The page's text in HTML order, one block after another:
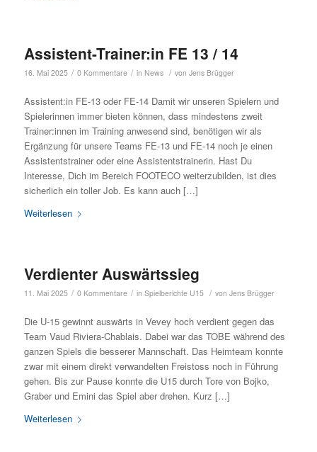
Assistent-Trainer:in FE 13 / 14
16. Mai 2025 / 0 Kommentare / in News / von Jens Brügger
Assistent:in FE-13 oder FE-14 Damit wir unseren Spielern und
Spielerinnen immer bieten können, dass mindestens zweit
Trainer:innen im Training anwesend sind, benötigen wir als
Ergänzung für unsere Teams FE-13 und FE-14 noch je einen
Assistentstrainer oder eine Assistentstrainerin. Hast Du
Interesse, Dich im Bereich FOOTECO weiterzubilden, ist dies
sicherlich ein toller Job. Es kann auch […]
Weiterlesen
Verdienter Auswärtssieg
11. Mai 2025 / 0 Kommentare / in Spielberichte U15 / von Jens Brügger
Die U-15 gewinnt auswärts in Vevey hoch verdient gegen das
Team Vaud Riviera-Chablais. Dabei war das TOBE während des
ganzen Spiels die besserer Mannschaft. Das Heimteam konnte
zwar mit einem direkt verwandelten Freistoss noch in Führung
gehen. Bis zur Pause konnte die U15 durch Tore von Bojko,
Graber und Emini das Spiel aber drehen. Kurz […]
Weiterlesen